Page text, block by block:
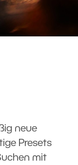
neue
Presets
mit